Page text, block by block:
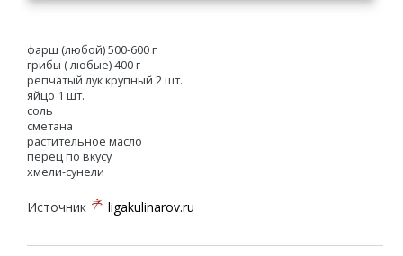
фарш (любой) 500-600 г
грибы ( любые) 400 г
репчатый лук крупный 2 шт.
яйцо 1 шт.
соль
сметана
растительное масло
перец по вкусу
хмели-сунели
Источник ligakulinarov.ru